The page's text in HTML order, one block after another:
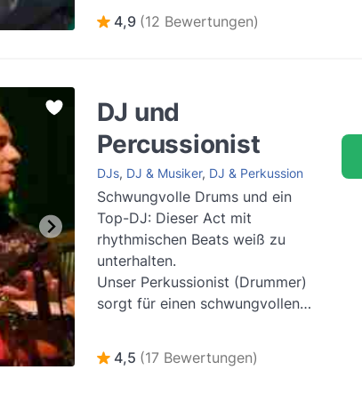
Weiterlesen
4,9 (12 Bewertungen)
DJ und
Percussionist
DJs, DJ & Musiker, DJ & Perkussion
Schwungvolle Drums und ein
Top-DJ: Dieser Act mit
rhythmischen Beats weiß zu
unterhalten.
Unser Perkussionist (Drummer)
sorgt für einen schwungvollen
Weiterlesen
4,5 (17 Bewertungen)